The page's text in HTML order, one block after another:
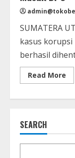
SUMATERA
kasus
berhasil
Read More
di
SEARCH